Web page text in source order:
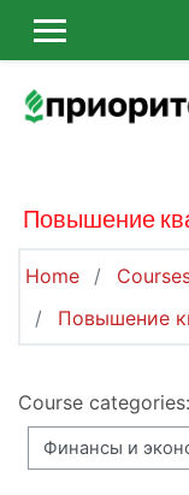
SIDE PANEL
Повышение
Home
Повышение
Course categories: